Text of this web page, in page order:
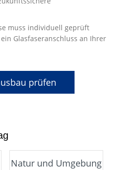
muss individuell geprüft
Glasfaseranschluss an Ihrer
prüfen
Natur und Umgebung